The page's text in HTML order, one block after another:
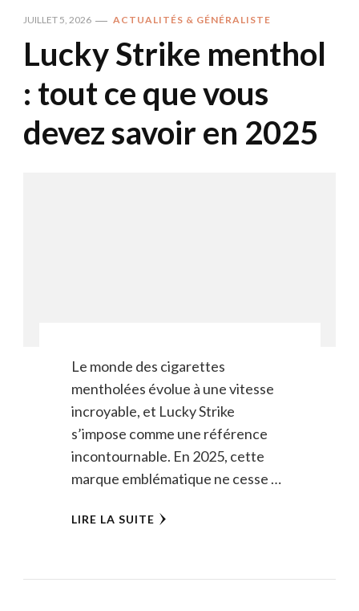
JUILLET 5, 2026 ACTUALITÉS & GÉNÉRALISTE
Lucky Strike menthol
: tout ce que vous
devez savoir en 2025
Le monde des cigarettes
mentholées évolue à une vitesse
incroyable, et Lucky Strike
s’impose comme une référence
incontournable. En 2025, cette
marque emblématique ne cesse …
LIRE LA SUITE